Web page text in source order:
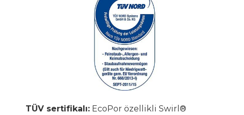
TÜV sertifikalı: EcoPor özellikli Swirl®